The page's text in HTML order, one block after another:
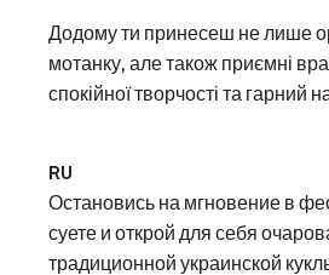
Додому ти принесеш не лише
мотанку, але також приємні
спокійної творчості та гарний
RU
Остановись на мгновение в
суете и открой для себя
традиционной украинской